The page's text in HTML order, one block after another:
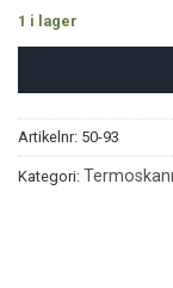
1 i lager
Artikelnr: 50-93
Kategori: